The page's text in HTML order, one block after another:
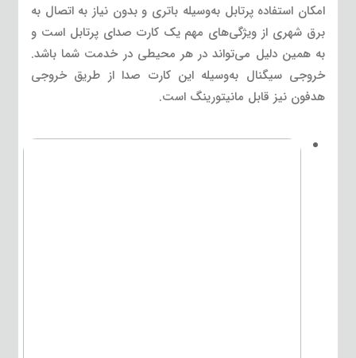
امکان استفاده پرتابل به‌وسیله باتری و بدون نیاز به اتصال به
برق شهری از ویژگی‌های مهم یک کارت صدای پرتابل است و
به همین دلیل می‌تواند در هر محیطی در خدمت شما باشد.
خروجی سیگنال به‌وسیله این کارت صدا از طریق خروجی
هدفون نیز قابل مانیتورینگ است.